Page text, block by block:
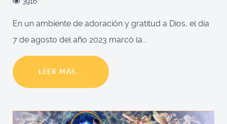
En un ambiente de adoración y gratitud a Dios, el día
7 de agosto del año 2023 marcó la...
LEER MÁS...